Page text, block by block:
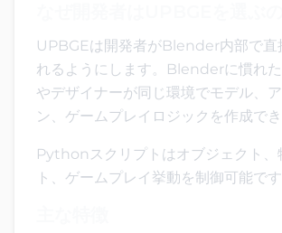
UPBGEは開発者がBlender内部で直
れるようにします。Blenderに慣れ
やデザイナーが同じ環境でモデル、
ン、ゲームプレイロジックを作成でき
Pythonスクリプトはオブジェクト、
ト、ゲームプレイ挙動を制御可能です